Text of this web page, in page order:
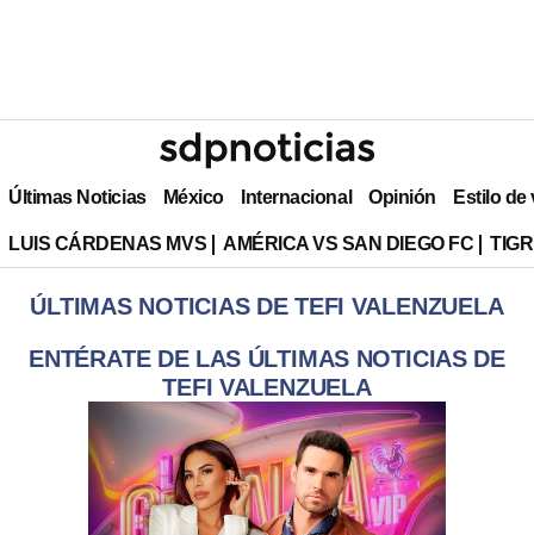
Últimas Noticias México Internacional Opinión Estilo de
LUIS CÁRDENAS MVS AMÉRICA VS SAN DIEGO FC
ÚLTIMAS NOTICIAS DE TEFI VALENZUELA
ENTÉRATE DE LAS ÚLTIMAS NOTICIAS DE
TEFI VALENZUELA